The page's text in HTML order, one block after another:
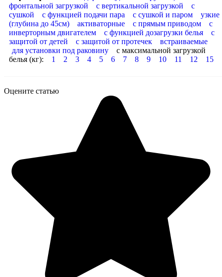
фронтальной загрузкой
с вертикальной загрузкой
с
сушкой
с функцией подачи пара с сушкой и паром
узкие
(глубина до 45см)
активаторные с прямым приводом
с
инверторным двигателем
с функцией дозагрузки белья
с
защитой от детей
с защитой от протечек
встраиваемые
для установки под раковину
с максимальной загрузкой
белья (кг):
1 2 3 4 5 6 7 8 9 10 11 12 15
Оцените статью